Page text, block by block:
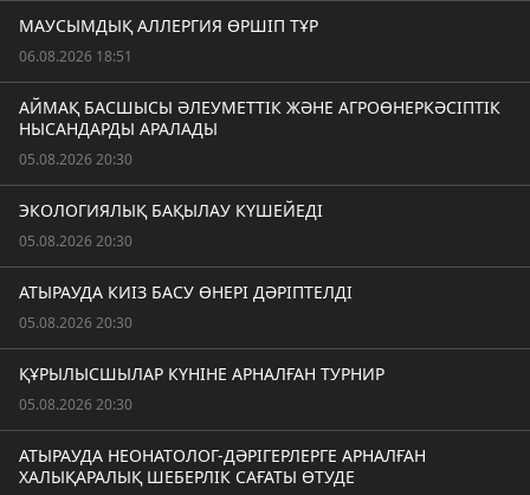
МАУСЫМДЫҚ АЛЛЕРГИЯ ӨРШІП ТҰР
06.08.2026 18:51
АЙМАҚ БАСШЫСЫ ӘЛЕУМЕТТІК ЖӘНЕ АГРОӨНЕРКӘСІПТІК
НЫСАНДАРДЫ АРАЛАДЫ
05.08.2026 20:30
ЭКОЛОГИЯЛЫҚ БАҚЫЛАУ КҮШЕЙЕДІ
05.08.2026 20:30
АТЫРАУДА КИІЗ БАСУ ӨНЕРІ ДӘРІПТЕЛДІ
05.08.2026 20:30
ҚҰРЫЛЫСШЫЛАР КҮНІНЕ АРНАЛҒАН ТУРНИР
05.08.2026 20:30
АТЫРАУДА НЕОНАТОЛОГ-ДӘРІГЕРЛЕРГЕ АРНАЛҒАН
ХАЛЫҚАРАЛЫҚ ШЕБЕРЛІК САҒАТЫ ӨТУДЕ